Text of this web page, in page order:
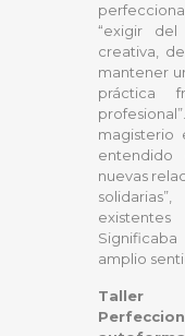
“exigir
creativa,
mantener
práctica
magisterio
entendido
nuevas
amplio